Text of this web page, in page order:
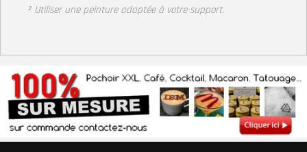
² Utiliser une peinture adaptée à votre support.